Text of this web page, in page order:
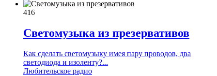
416
Светомузыка из презервативов
Как сделать светомузыку имея пару проводов, два
светодиода и изоленту?...
Любительское радио